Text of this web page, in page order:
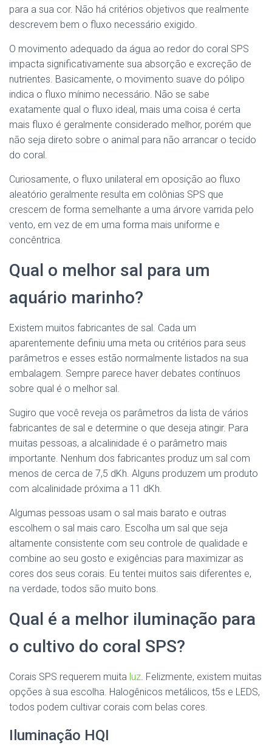
para a sua cor. Não há critérios objetivos que realmente
descrevem bem o fluxo necessário exigido.
O movimento adequado da água ao redor do coral SPS
impacta significativamente sua absorção e excreção de
nutrientes. Basicamente, o movimento suave do pólipo
indica o fluxo mínimo necessário. Não se sabe
exatamente qual o fluxo ideal, mais uma coisa é certa
mais fluxo é geralmente considerado melhor, porém que
não seja direto sobre o animal para não arrancar o tecido
do coral.
Curiosamente, o fluxo unilateral em oposição ao fluxo
aleatório geralmente resulta em colônias SPS que
crescem de forma semelhante a uma árvore varrida pelo
vento, em vez de em uma forma mais uniforme e
concêntrica.
Qual o melhor sal para um
aquário marinho?
Existem muitos fabricantes de sal. Cada um
aparentemente definiu uma meta ou critérios para seus
parâmetros e esses estão normalmente listados na sua
embalagem. Sempre parece haver debates contínuos
sobre qual é o melhor sal.
Sugiro que você reveja os parâmetros da lista de vários
fabricantes de sal e determine o que deseja atingir. Para
muitas pessoas, a alcalinidade é o parâmetro mais
importante. Nenhum dos fabricantes produz um sal com
menos de cerca de 7,5 dKh. Alguns produzem um produto
com alcalinidade próxima a 11 dKh.
Algumas pessoas usam o sal mais barato e outras
escolhem o sal mais caro. Escolha um sal que seja
altamente consistente com seu controle de qualidade e
combine ao seu gosto e exigências para maximizar as
cores dos seus corais. Eu tentei muitos sais diferentes e,
na verdade, todos são muito bons.
Qual é a melhor iluminação para
o cultivo do coral SPS?
Corais SPS requerem muita luz. Felizmente, existem muitas
opções à sua escolha. Halogênicos metálicos, t5s e LEDS,
todos podem cultivar corais com belas cores.
Iluminação HQI